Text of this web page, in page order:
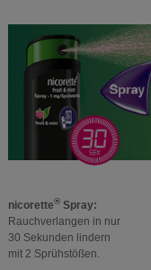
nicorette®Spray:
Rauchverlangen in nur
30 Sekunden lindern
mit 2 Sprühstößen.